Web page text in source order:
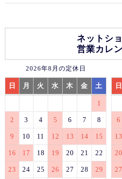
ネットシ
営業カレ
2026年8月の定休日
日 月 火 水 木 金 土
1
2 3 4 5 6 7 8
9 10 11 12 13 14 15
16 17 18 19 20 21 22
23 24 25 26 27 28 29
日
6
13
20
27